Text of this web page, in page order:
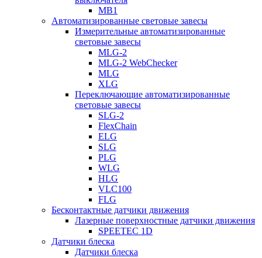
MB1
Автоматизированные световые завесы
Измерительные автоматизированные
световые завесы
MLG-2
MLG-2 WebChecker
MLG
XLG
Переключающие автоматизированные
световые завесы
SLG-2
FlexChain
ELG
SLG
PLG
WLG
HLG
VLC100
FLG
Бесконтактные датчики движения
Лазерные поверхностные датчики движения
SPEETEC 1D
Датчики блеска
Датчики блеска